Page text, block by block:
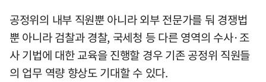
공정위의 내부 직원뿐 아니라 외부 전문가를 둬 경쟁법
뿐 아니라 검찰과 경찰, 국세청 등 다른 영역의 수사·조
사 기법에 대한 교육을 진행할 경우 기존 공정위 직원들
의 업무 역량 향상도 기대할 수 있다.